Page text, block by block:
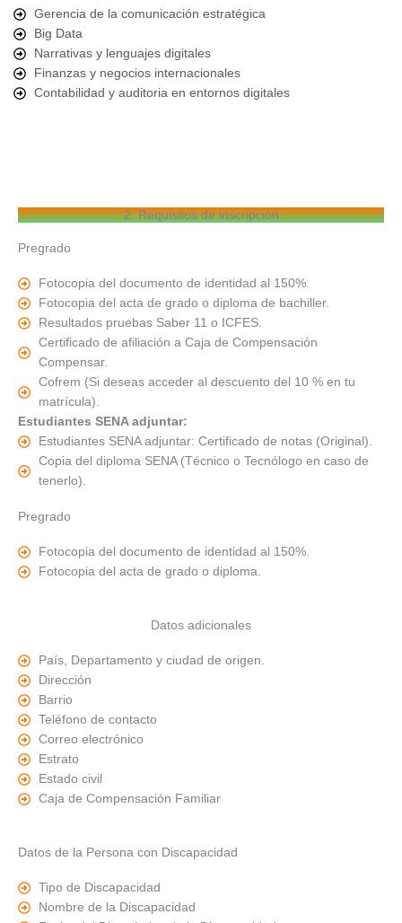
Gerencia de la comunicación estratégica
Big Data
Narrativas y lenguajes digitales
Finanzas y negocios internacionales
Contabilidad y auditoria en entornos digitales
2. Requisitos de inscripción
Pregrado
Fotocopia del documento de identidad al 150%.
Fotocopia del acta de grado o diploma de bachiller.
Resultados pruebas Saber 11 o ICFES.
Certificado de afiliación a Caja de Compensación
Compensar.
Cofrem (Si deseas acceder al descuento del 10 % en tu
matrícula).
Estudiantes SENA adjuntar:
Estudiantes SENA adjuntar: Certificado de notas (Original).
Copia del diploma SENA (Técnico o Tecnólogo en caso de
tenerlo).
Pregrado
Fotocopia del documento de identidad al 150%.
Fotocopia del acta de grado o diploma.
Datos adicionales
País, Departamento y ciudad de origen.
Dirección
Barrio
Teléfono de contacto
Correo electrónico
Estrato
Estado civil
Caja de Compensación Familiar
Datos de la Persona con Discapacidad
Tipo de Discapacidad
Nombre de la Discapacidad